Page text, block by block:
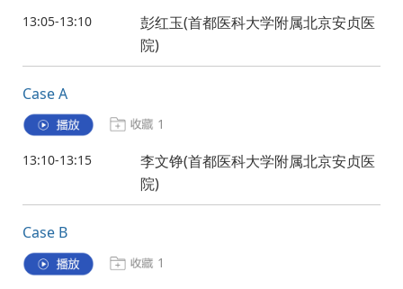
13:05-13:10
彭红玉(首都医科大学附属北京安贞医
院)
Case A
1
13:10-13:15
李文铮(首都医科大学附属北京安贞医
院)
Case B
1